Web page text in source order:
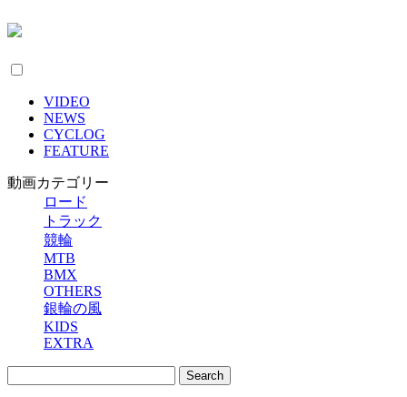
VIDEO
NEWS
CYCLOG
FEATURE
動画カテゴリー
ロード
トラック
競輪
MTB
BMX
OTHERS
銀輪の風
KIDS
EXTRA